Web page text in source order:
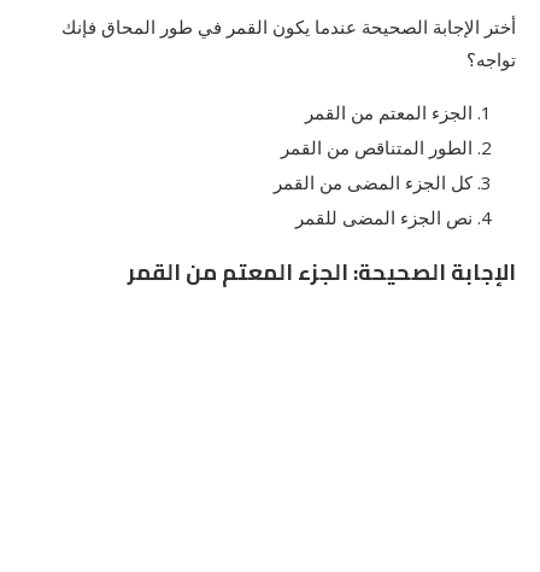
أختر الإجابة الصحيحة عندما يكون القمر في طور المحاق فإنك
تواجه؟
الجزء المعتم من القمر
الطور المتناقص من القمر
كل الجزء المضى من القمر
نص الجزء المضى للقمر
الإجابة الصحيحة: الجزء المعتم من القمر